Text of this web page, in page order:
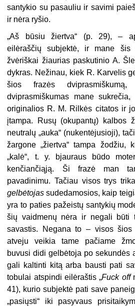
santykio su pasauliu ir savimi
ir nėra ryšio.
„Aš būsiu žiertva“ (p. 29), –
eilėraščių subjektė, ir mane šis
žvėriškai žiaurias paskutinio A.
dykras. Nežinau, kiek R. Karvelis
šios frazės
dviprasmiškumas mane
originalios R. M. Rilkės citatos ir
įtampa. Rusų (okupantų) kalbos
neutralų „auka“ (nukentėjusioji),
žargone „žiertva“ tampa žodžiu,
„kalė“, t. y. bjauraus būdo
kenčiančiąją. Ši frazė man
pavadinimu. Tačiau visos trys
gelbėtojas sudedamosios, kaip
yra to paties pažeistų santykių
šių vaidmenų nėra ir negali būti
savastis. Negana to – visos šios
atveju veikia tame pačiame
buvusi didi gelbėtoja po sekundės
gali kaltinti kitą arba bausti pati
tobulai atspindi eilėraštis „Fuck off
41), kurio subjektė pati save
„pasiųsti“ iki pasyvaus